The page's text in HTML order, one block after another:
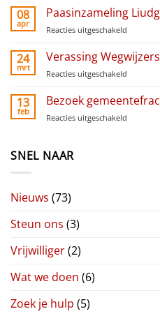
Albert
08
apr
Paasinzameling
Reacties uitgeschakeld
Liudger
Raai
24
mrt
Verassing
Reacties uitgeschakeld
13
feb
Bezoek
Reacties uitgeschakeld
SNEL NAAR
Nieuws (73)
Steun ons (3)
Vrijwilliger(2)
Wat we doen (6)
Zoek je hulp (5)